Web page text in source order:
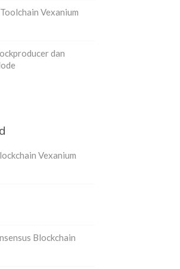
Vexanium
dan
Vexanium
Blockchain